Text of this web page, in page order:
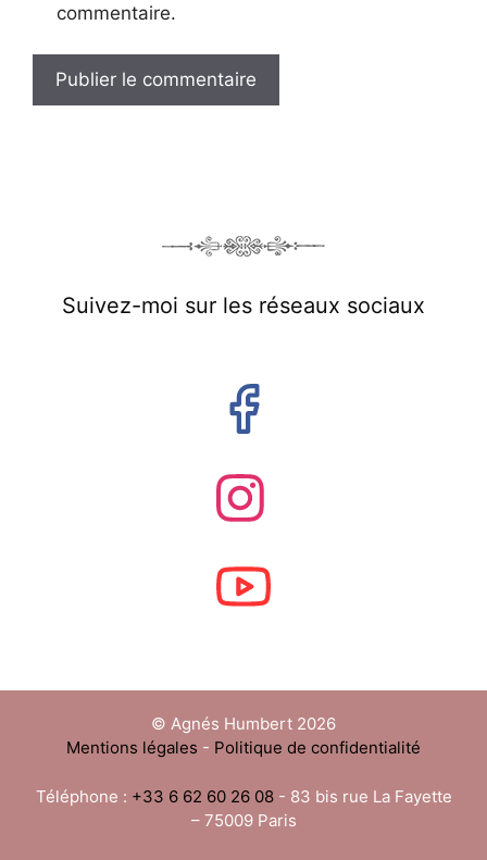
commentaire.
Suivez-moi sur les réseaux sociaux
© Agnés Humbert 2026
Mentions légales - Politique de confidentialité
Téléphone : +33 6 62 60 26 08 - 83 bis rue La Fayette
– 75009 Paris